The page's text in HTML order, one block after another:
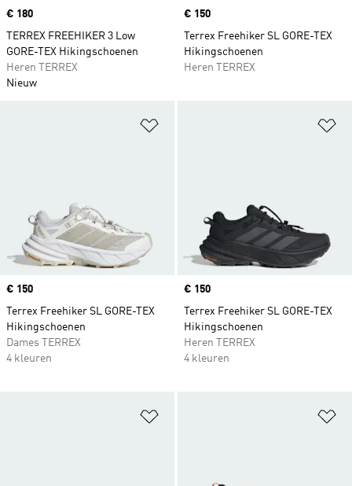
Price
€ 180
TERREX FREEHIKER 3 Low
GORE-TEX Hikingschoenen
Heren TERREX
Nieuw
Price
€ 150
Terrex Freehiker SL GORE-TEX
Hikingschoenen
Heren TERREX
Price
€ 150
Terrex Freehiker SL GORE-TEX
Hikingschoenen
Dames TERREX
4 kleuren
Price
€ 150
Terrex Freehiker SL GORE-TEX
Hikingschoenen
Heren TERREX
4 kleuren